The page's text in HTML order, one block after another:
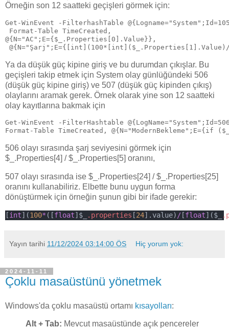
Örneğin son 12 saatteki geçişleri görmek için:
Get-WinEvent -FilterhashTable
Format-Table TimeCreated,
@{N="AC";E={$_.Properties[0].Value}},
Ya da düşük güç kipine giriş ve bu durumdan çıkışlar. Bu
geçişleri takip etmek için System olay günlüğündeki 506
(düşük güç kipine giriş) ve 507 (düşük güç kipinden çıkış)
olaylarını aramak gerek. Örnek olarak yine son 12 saatteki
olay kayıtlarına bakmak için
Get-WinEvent -FilterHashtable
Format-Table TimeCreated,
506 olayı sırasında şarj seviyesini görmek için
$_.Properties[4] / $_.Properties[5] oranını,
507 olayı sırasında ise $_.Properties[24] / $_.Properties[25]
oranını kullanabiliriz. Elbette bunu uygun forma
dönüştürmek için örneğin şunun gibi bir ifade gerekir:
[int](100* ([float]$_ .properties [24].value) / [float]($_
Yayın tarihi 11/12/2024 03:14:00 ÖS Hiç yorum yok:
2024-11-11
Çoklu masaüstünü yönetmek
Windows'da çoklu masaüstü ortamı kısayolları:
Alt + Tab: Mevcut masaüstünde açık pencereler